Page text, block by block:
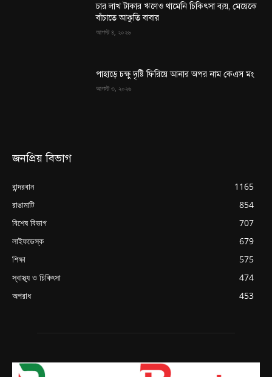
চার লাখ টাকার ঋণেও থামেনি চিকিৎসা ব্যয়, মেয়েকে
বাঁচাতে আকুতি বাবার
আগস্ট ৪, ২০২৬
পাহাড়ে চক্ষু দৃষ্টি ফিরিয়ে আনার অপর নাম কেএস মং
আগস্ট ৩, ২০২৬
জনপ্রিয় বিভাগ
বান্দরবান
1165
রাঙামাটি
854
বিশেষ বিভাগ
707
লাইফডেস্ক
679
শিক্ষা
575
স্বাস্থ্য ও চিকিৎসা
474
অপরাধ
453